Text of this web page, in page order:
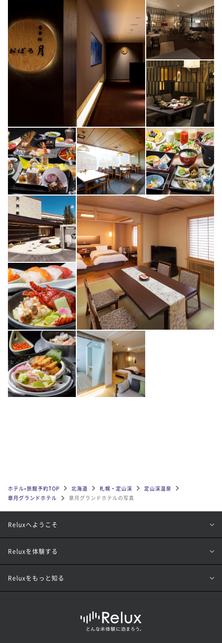
ホテル•旅館予約TOP 北海道 札幌・定山渓
定山渓温泉
章月グランドホテル
章月グランドホテルの写真
Reluxへようこそ
Reluxを体験する
Reluxをもっと知る